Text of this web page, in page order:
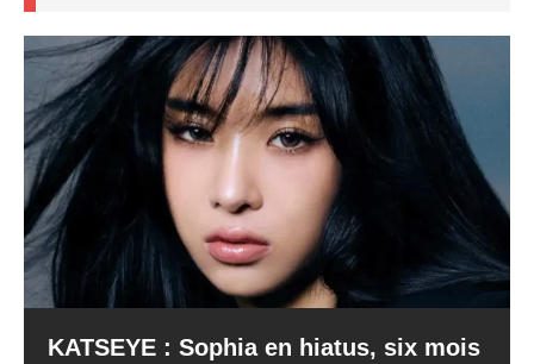
KATSEYE : Sophia en hiatus, six mois